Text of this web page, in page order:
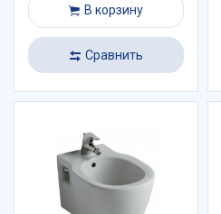
В корзину
Сравнить